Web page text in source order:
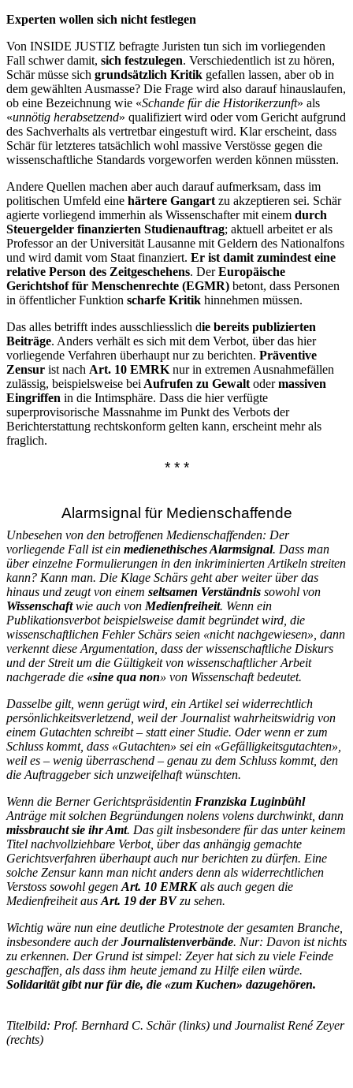
Experten wollen sich nicht festlegen
Von INSIDE JUSTIZ befragte Juristen tun sich im vorliegenden
Fall schwer damit, sich festzulegen. Verschiedentlich ist zu hören,
Schär müsse sich grundsätzlich Kritik gefallen lassen, aber ob in
dem gewählten Ausmasse? Die Frage wird also darauf hinauslaufen,
ob eine Bezeichnung wie «Schande für die Historikerzunft» als
«unnötig herabsetzend» qualifiziert wird oder vom Gericht aufgrund
des Sachverhalts als vertretbar eingestuft wird. Klar erscheint, dass
Schär für letzteres tatsächlich wohl massive Verstösse gegen die
wissenschaftliche Standards vorgeworfen werden können müssten.
Andere Quellen machen aber auch darauf aufmerksam, dass im
politischen Umfeld eine härtere Gangart zu akzeptieren sei. Schär
agierte vorliegend immerhin als Wissenschafter mit einem durch
Steuergelder finanzierten Studienauftrag; aktuell arbeitet er als
Professor an der Universität Lausanne mit Geldern des Nationalfons
und wird damit vom Staat finanziert. Er ist damit zumindest eine
relative Person des Zeitgeschehens. DerEuropäische
Gerichtshof für Menschenrechte (EGMR) betont, dass Personen
in öffentlicher Funktion scharfe Kritik hinnehmen müssen.
Das alles betrifft indes ausschliesslich die bereits publizierten
Beiträge. Anders verhält es sich mit dem Verbot, über das hier
vorliegende Verfahren überhaupt nur zu berichten. Präventive
Zensur ist nach Art. 10 EMRK nur in extremen Ausnahmefällen
zulässig, beispielsweise bei Aufrufen zu Gewalt odermassiven
Eingriffen in die Intimsphäre. Dass die hier verfügte
superprovisorische Massnahme im Punkt des Verbots der
Berichterstattung rechtskonform gelten kann, erscheint mehr als
fraglich.
* * *
Alarmsignal für Medienschaffende
Unbesehen von den betroffenen Medienschaffenden: Der
vorliegende Fall ist ein medienethisches Alarmsignal. Dass man
über einzelne Formulierungen in den inkriminierten Artikeln streiten
kann? Kann man. Die Klage Schärs geht aber weiter über das
hinaus und zeugt von einem seltsamen Verständnis sowohl von
Wissenschaftwie auch von Medienfreiheit. Wenn ein
Publikationsverbot beispielsweise damit begründet wird, die
wissenschaftlichen Fehler Schärs seien «nicht nachgewiesen», dann
verkennt diese Argumentation, dass der wissenschaftliche Diskurs
und der Streit um die Gültigkeit von wissenschaftlicher Arbeit
nachgerade die «sine qua non» von Wissenschaft bedeutet.
Dasselbe gilt, wenn gerügt wird, ein Artikel sei widerrechtlich
persönlichkeitsverletzend, weil der Journalist wahrheitswidrig von
einem Gutachten schreibt – statt einer Studie. Oder wenn er zum
Schluss kommt, dass «Gutachten» sei ein «Gefälligkeitsgutachten»,
weil es – wenig überraschend – genau zu dem Schluss kommt, den
die Auftraggeber sich unzweifelhaft wünschten.
Wenn die Berner Gerichtspräsidentin Franziska Luginbühl
Anträge mit solchen Begründungen nolens volens durchwinkt, dann
missbraucht sie ihr Amt. Das gilt insbesondere für das unter keinem
Titel nachvollziehbare Verbot, über das anhängig gemachte
Gerichtsverfahren überhaupt auch nur berichten zu dürfen. Eine
solche Zensur kann man nicht anders denn als widerrechtlichen
Verstoss sowohl gegen Art. 10 EMRKals auch gegen die
Medienfreiheit aus Art. 19 der BVzu sehen.
Wichtig wäre nun eine deutliche Protestnote der gesamten Branche,
insbesondere auch derJournalistenverbände. Nur: Davon ist nichts
zu erkennen. Der Grund ist simpel: Zeyer hat sich zu viele Feinde
geschaffen, als dass ihm heute jemand zu Hilfe eilen würde.
Solidarität gibt nur für die, die «zum Kuchen» dazugehören.
Titelbild: Prof. Bernhard C. Schär (links) und Journalist René Zeyer
(rechts)